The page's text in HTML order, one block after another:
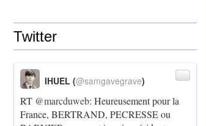
Twitter
RT @marcduweb: Heureusement pour la
France, BERTRAND, PECRESSE ou
IHUEL (@samgavegrave)